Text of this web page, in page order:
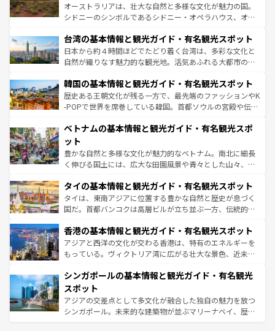
ならではの贅沢な旅のスタイルだ。 なお、新着のアメリカ
情報は コンテンツ一覧 を参照してほしい。
おすすめ。エメラルドグリーンに輝く海をはじめ、豊かな
文化や歴史が息づいている。「アロハスピリット」と呼ば
人々、おいしいローカルフードやハワイアンミュージッ
ク、伝統的なフラダンスなど、すべてがハワイの魅力を彩
っている。訪れるたびに新しい発見と感動が待っているハ
はコンテンツ一覧を参照してほしい。
オーストラリアは、壮大な自然と多様な文化が魅力の国。
シドニーのシンボルであるシドニー・オペラハウス、オー
リアリーフや大陸中央部にそびえるウルル（エアーズロッ
ク）、タスマニアの美しい原生林やケアンズの熱帯雨林な
ど、見どころがたくさん。また、カフェやワイン、オージ
いる。アクティビティも充実しており、サーフィンやダイ
ビング、ハイキングなど、アウトドア好きにはたまらな
い。オーストラリアの多彩な魅力を存分に味わいつくそ
参照してほしい。
台湾の基本情報と観光ガイド・有名観光スポット
日本から約４時間ほどでたどり着く台湾は、多彩な文化と
自然が織りなす魅力的な観光地。活気あふれる大都市の台
ン）、静ひつな山岳地帯である台湾東部など、都市の喧騒
と山間の静けさが共存しており、訪れる人に新しい発見と
驚きをもたらしてくれる。また、奥深い台湾の食文化も魅
容にもいいと評判のスイーツなど、バラエティ豊かな料理
照してほしい。
韓国の基本情報と観光ガイド・有名観光スポット
歴史ある王朝文化が残る一方で、最先端のファッションやK
-POPで世界を席巻している韓国。首都ソウルの宮殿や伝統
き、地方に足を延ばせば四季折々の自然美を楽しむことが
できる。そして、キムチや焼肉、絶品のストリートフード
まで、さまざまな韓国料理が待っている。夜には、韓国な
らではのナイトライフも堪能できる。あたたかいホスピタ
わってみてほしい。 なお、新着の韓国情報はコンテンツ一
覧 を参照してほしい。
ベトナムの基本情報と観光ガイド・有名観光スポ
ット
豊かな自然と多様な文化が魅力的なベトナム。南北に細長
く伸びる国土には、広大な田園風景や青々とした山々、世
急速な発展と共に伝統が息づく。ハノイの古い町並みやホ
ーチミン市のフランス統治時代の建物も、独特の雰囲気を
醸し出している。また、バラエティの豊かさとおいしさで
とつ。フォーやバインミー、ベトナムコーヒーなどは、ぜ
ひ現地で味わいたい。どの地域を訪れてもあたたかい人々
が旅行者を迎えてくれるので、きっと忘れられない旅にな
参照してほしい。
タイの基本情報と観光ガイド・有名観光スポット
タイは、東南アジアに位置する豊かな自然と歴史が息づく
国だ。首都バンコクは高層ビルが立ち並ぶ一方、伝統的な
の活気が交差している。北部ではチェンマイなどの山岳地
帯で自然と触れ合い、南部ではプーケットやクラビの美し
いビーチでリゾート気分を楽しむことができる。タイ料理
激する。気候は一年中温暖で、どの季節にも異なる楽しみ
が待っている。親しみやすいタイの人々、仏教を中心とし
た文化、そして多様な観光資源が、訪れる旅人を魅了し続
ける。 なお、新着のタイ情報はコンテンツ一覧を参照して
香港の基本情報と観光ガイド・有名観光スポット
アジアと西洋の文化が交わる香港は、特有のエネルギーを
もっている。ヴィクトリア湾に広がる壮大な景色、近未来
み、どこを訪れても感動するはず。観光スポットが密集し
ており、効率よく見どころを回れるのも魅力。息をのむよ
うな絶景から文化的な体験まで、香港を存分に楽しみ尽く
そう。 なお、新着の香港情報はコンテンツ一覧を参照して
シンガポールの基本情報と観光ガイド・有名観光
スポット
アジアの交差点として多文化が融合した独自の魅力を放つ
シンガポール。未来的な建築物が並ぶマリーナベイ、歴史